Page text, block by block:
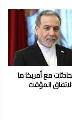
مع أمريكا ما
المؤقت